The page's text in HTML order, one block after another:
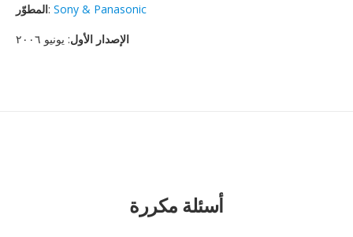
المطوّر: Sony & Panasonic
الإصدار الأول: يونيو ٢٠٠٦
أسئلة مكررة